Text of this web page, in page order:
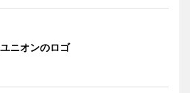
ニオンのロゴ